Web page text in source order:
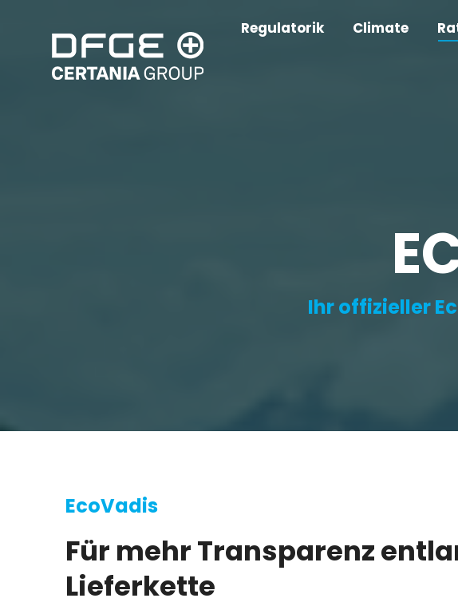
Regulatorik Climate
Ihr offizieller
EcoVadis
Für mehr Transparenz
Lieferkette